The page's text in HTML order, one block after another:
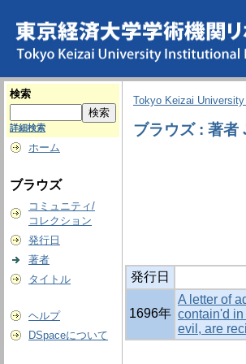
検索
詳細検索
ホーム
ブラウズ
コミュニティ/
コレクション
発行日
著者
タイトル
ヘルプ
DSpaceについて
Tokyo Keizai
ブラウズ : 著者
発行日
1696年
A letter of
contain'd in
evil, are